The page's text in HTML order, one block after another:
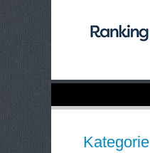
Kategorie